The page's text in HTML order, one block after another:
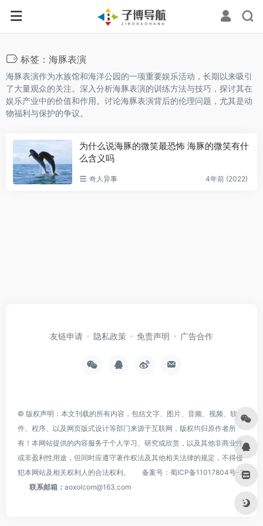
标签：海豚表演
海豚表演作为水族馆和海洋公园的一项重要娱乐活动，长期以来吸引
了大量观众的关注。深入分析海豚表演的训练方法与技巧，探讨其在
娱乐产业中的价值和作用。讨论海豚表演背后的伦理问题，尤其是动
物福利与保护的争议。
为什么说海豚的微笑最恐怖 海豚的微笑有什
么含义吗
奇人异事 4年前 (2022)
友链申请 隐私政策 免责声明 广告合作
© 版权声明：本文刊载的所有内容，包括文字、图片、音频、视频、软
件、程序、以及网页版式设计等部门来源于互联网，版权均归原作者所
有！本网站提供的内容服务于个人学习、研究或欣赏，以及其他非商业性
或非盈利性用途，但同时应遵守著作权法及其他相关法律的规定，不得侵
犯本网站及相关权利人的合法权利。
备案号： 蜀ICP备11017804号-3
联系邮箱： aoxolcom@163.com